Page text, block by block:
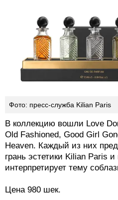
Фото: пресс-служба Kilian Paris
В коллекцию вошли Love
Old Fashioned, Good Girl
Heaven. Каждый из них
грань эстетики Kilian Paris
интерпретирует тему
Цена 980 шек.